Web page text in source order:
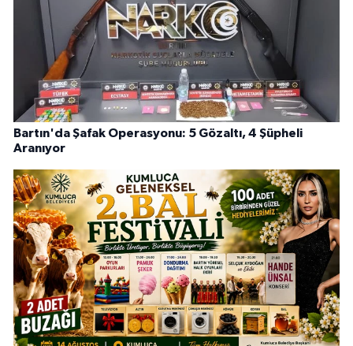
Bartın'da Şafak Operasyonu: 5 Gözaltı, 4 Şüpheli
Aranıyor